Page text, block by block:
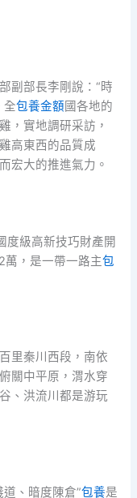
副部長李剛說：“時
全包養金額國各地的
，實地調研采訪，
高東西的品質成
宏大的推進氣力。
度級高新技巧財產開
萬，是一帶一路主包
里秦川西段，南依
關中平原，渭水穿
、洪流川都是游玩
、暗度陳倉”包養是